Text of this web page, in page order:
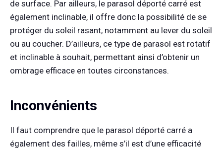
de surface. Par ailleurs, le parasol déporté carré est
également inclinable, il offre donc la possibilité de se
protéger du soleil rasant, notamment au lever du soleil
ou au coucher. D’ailleurs, ce type de parasol est rotatif
et inclinable à souhait, permettant ainsi d’obtenir un
ombrage efficace en toutes circonstances.
Inconvénients
Il faut comprendre que le parasol déporté carré a
également des failles, même s’il est d’une efficacité